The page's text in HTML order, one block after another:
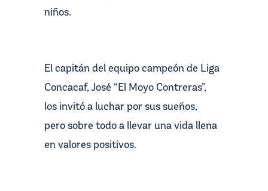
niños.
El capitán del equipo campeón de Liga
Concacaf, José “El Moyo Contreras”,
los invitó a luchar por sus sueños,
pero sobre todo a llevar una vida llena
en valores positivos.